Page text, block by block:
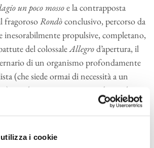
i cookie
un poco mossoe la contrapposta
fragorosoRondòconclusivo, percorso da
propulsive, completano,
del colossaleAllegrod’apertura, il
di un organismo profondamente
(che siede ormai di necessità a un
e orchestra sperimentano da pari la
esaltazione.
che finalmente deflagra dopo l’ampia,